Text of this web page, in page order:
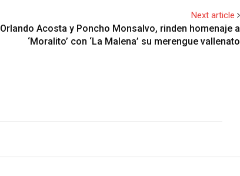
Next article
Orlando Acosta y Poncho Monsalvo, rinden homenaje a
‘Moralito’ con ‘La Malena’ su merengue vallenato